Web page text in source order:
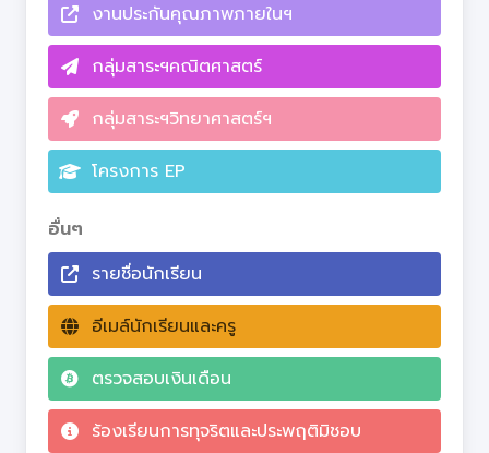
งานประกันคุณภาพภายในฯ
กลุ่มสาระฯคณิตศาสตร์
กลุ่มสาระฯวิทยาศาสตร์ฯ
โครงการ EP
อื่นๆ
รายชื่อนักเรียน
อีเมล์นักเรียนและครู
ตรวจสอบเงินเดือน
ร้องเรียนการทุจริตและประพฤติมิชอบ